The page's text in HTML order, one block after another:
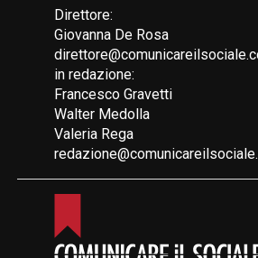
Direttore:
Giovanna De Rosa
in redazione:
Francesco Gravetti
Walter Medolla
Valeria Rega